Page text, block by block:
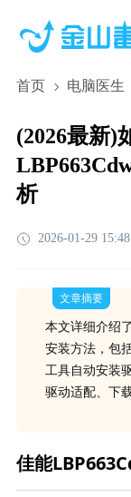
首页 电脑医生
(2026最新)
析
2026-01-29
文章摘要
本文详细介绍
安装方法，包
工具自动安装
驱动适配、下
佳能